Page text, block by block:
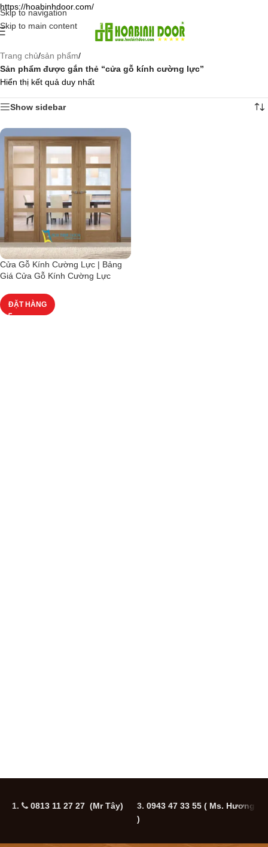
https://hoabinhdoor.com/
Skip to navigation
Skip to main content
Trang chủ/sản phẩm/
Sản phẩm được gắn thẻ “cửa gỗ kính cường lực”
Hiển thị kết quả duy nhất
Show sidebar
Cửa Gỗ Kính Cường Lực | Bảng
Giá Cửa Gỗ Kính Cường Lực
ĐẶT HÀNG
1. 0813 11 27 27 (Mr Tây) 3. 0943 47 33 55 ( Ms. Hương
)